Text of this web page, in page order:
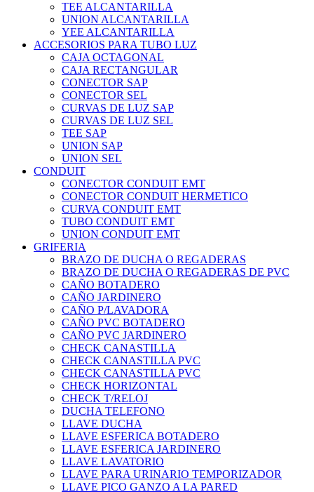
TEE ALCANTARILLA
UNION ALCANTARILLA
YEE ALCANTARILLA
ACCESORIOS PARA TUBO LUZ
CAJA OCTAGONAL
CAJA RECTANGULAR
CONECTOR SAP
CONECTOR SEL
CURVAS DE LUZ SAP
CURVAS DE LUZ SEL
TEE SAP
UNION SAP
UNION SEL
CONDUIT
CONECTOR CONDUIT EMT
CONECTOR CONDUIT HERMETICO
CURVA CONDUIT EMT
TUBO CONDUIT EMT
UNION CONDUIT EMT
GRIFERIA
BRAZO DE DUCHA O REGADERAS
BRAZO DE DUCHA O REGADERAS DE PVC
CAÑO BOTADERO
CAÑO JARDINERO
CAÑO P/LAVADORA
CAÑO PVC BOTADERO
CAÑO PVC JARDINERO
CHECK CANASTILLA
CHECK CANASTILLA PVC
CHECK CANASTILLA PVC
CHECK HORIZONTAL
CHECK T/RELOJ
DUCHA TELEFONO
LLAVE DUCHA
LLAVE ESFERICA BOTADERO
LLAVE ESFERICA JARDINERO
LLAVE LAVATORIO
LLAVE PARA URINARIO TEMPORIZADOR
LLAVE PICO GANZO A LA PARED